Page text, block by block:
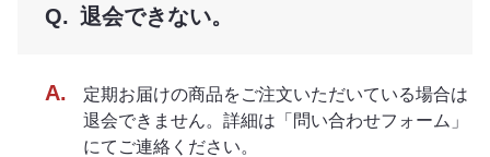
退会できない。
定期お届けの商品をご注文いただいている場合は
退会できません。詳細は「問い合わせフォーム」
にてご連絡ください。